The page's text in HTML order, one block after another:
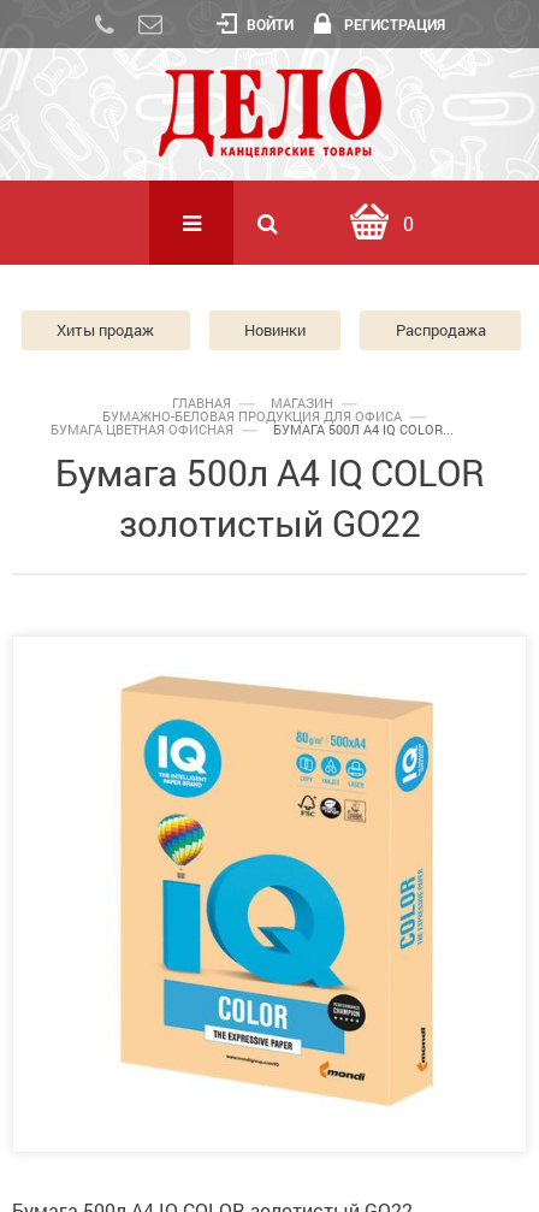
ВОЙТИ РЕГИСТРАЦИЯ
0
Хиты продаж Новинки Распродажа
ГЛАВНАЯ МАГАЗИН
БУМАЖНО-БЕЛОВАЯ ПРОДУКЦИЯ ДЛЯ ОФИСА
БУМАГА ЦВЕТНАЯ ОФИСНАЯ БУМАГА 500Л А4 IQ COLOR...
Бумага 500л А4 IQ COLOR
золотистый GO22